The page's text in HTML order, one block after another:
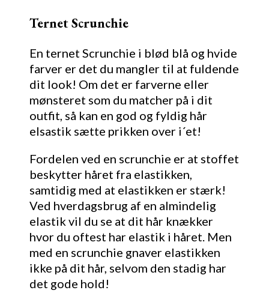
Ternet Scrunchie
En ternet Scrunchie i blød blå og hvide
farver er det du mangler til at fuldende
dit look! Om det er farverne eller
mønsteret som du matcher på i dit
outfit, så kan en god og fyldig hår
elsastik sætte prikken over i´et!
Fordelen ved en scrunchie er at stoffet
beskytter håret fra elastikken,
samtidig med at elastikken er stærk!
Ved hverdagsbrug af en almindelig
elastik vil du se at dit hår knækker
hvor du oftest har elastik i håret. Men
med en scrunchie gnaver elastikken
ikke på dit hår, selvom den stadig har
det gode hold!